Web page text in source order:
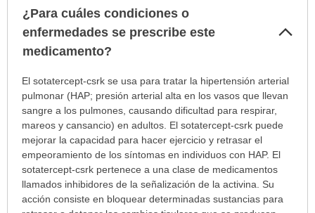
¿Para cuáles condiciones o
enfermedades se prescribe este
medicamento?
¿Para
cuáles
condiciones
enfermedades
prescribe
este
medicamento?
El sotatercept-csrk se usa para tratar la hipertensión arterial
pulmonar (HAP; presión arterial alta en los vasos que llevan
sangre a los pulmones, causando dificultad para respirar,
mareos y cansancio) en adultos. El sotatercept-csrk puede
mejorar la capacidad para hacer ejercicio y retrasar el
empeoramiento de los síntomas en individuos con HAP. El
sotatercept-csrk pertenece a una clase de medicamentos
llamados inhibidores de la señalización de la activina. Su
acción consiste en bloquear determinadas sustancias para